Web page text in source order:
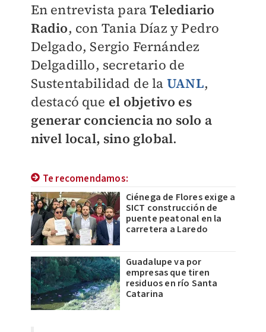
En entrevista paraTelediario
Radio, con Tania Díaz y Pedro
Delgado, Sergio Fernández
Delgadillo, secretario de
Sustentabilidad de la UANL,
destacó que el objetivo es
generar conciencia no solo a
nivel local, sino global.
Te recomendamos:
Ciénega de Flores exige a
SICT construcción de
puente peatonal en la
carretera a Laredo
Guadalupe va por
empresas que tiren
residuos en río Santa
Catarina